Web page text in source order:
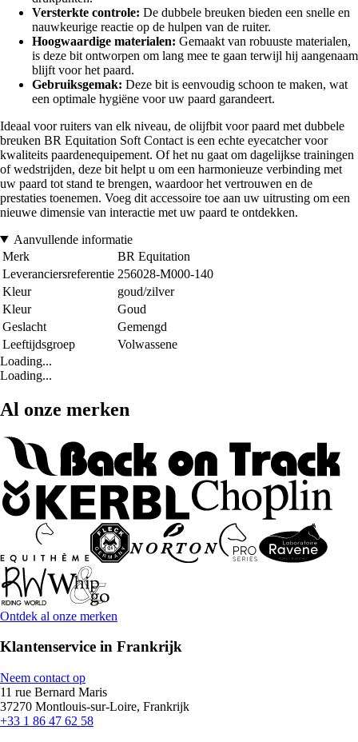
Versterkte controle: De dubbele breuken bieden een snelle en
nauwkeurige reactie op de hulpen van de ruiter.
Hoogwaardige materialen: Gemaakt van robuuste materialen,
is deze bit ontworpen om lang mee te gaan terwijl hij aangenaam
blijft voor het paard.
Gebruiksgemak: Deze bit is eenvoudig schoon te maken, wat
een optimale hygiëne voor uw paard garandeert.
Ideaal voor ruiters van elk niveau, de olijfbit voor paard met dubbele
breuken BR Equitation Soft Contact is een echte eyecatcher voor
kwaliteits paardenequipement. Of het nu gaat om dagelijkse trainingen
of wedstrijden, deze bit helpt u om een harmonieuze verbinding met
uw paard tot stand te brengen, waardoor het vertrouwen en de
prestaties toenemen. Voeg dit accessoire toe aan uw uitrusting om een
nieuwe dimensie van interactie met uw paard te ontdekken.
Aanvullende informatie
Merk
BR Equitation
Leveranciersreferentie 256028-M000-140
Kleur
goud/zilver
Kleur
Goud
Geslacht
Gemengd
Leeftijdsgroep
Volwassene
Loading...
Loading...
Al onze merken
Ontdek al onze merken
Klantenservice in Frankrijk
Neem contact op
11 rue Bernard Maris
37270 Montlouis-sur-Loire, Frankrijk
+33 1 86 47 62 58